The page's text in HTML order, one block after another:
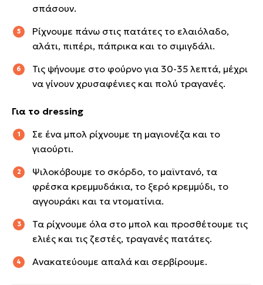
σπάσουν.
Ρίχνουμε πάνω στις πατάτες το ελαιόλαδο,
αλάτι, πιπέρι, πάπρικα και το σιμιγδάλι.
Τις ψήνουμε στο φούρνο για 30-35 λεπτά, μέχρι
να γίνουν χρυσαφένιες και πολύ τραγανές.
Για το dressing
Σε ένα μπολ ρίχνουμε τη μαγιονέζα και το
γιαούρτι.
Ψιλοκόβουμε το σκόρδο, το μαϊντανό, τα
φρέσκα κρεμμυδάκια, το ξερό κρεμμύδι, το
αγγουράκι και τα ντοματίνια.
Τα ρίχνουμε όλα στο μπολ και προσθέτουμε τις
ελιές και τις ζεστές, τραγανές πατάτες.
Ανακατεύουμε απαλά και σερβίρουμε.